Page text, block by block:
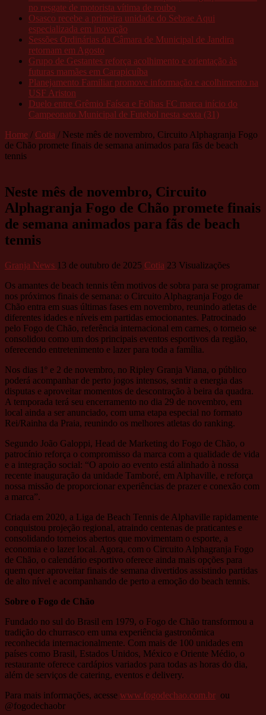
no resgate de motorista vítima de roubo
Osasco recebe a primeira unidade do Sebrae Aqui
especializada em inovação
Sessões Ordinárias da Câmara de Municipal de Jandira
retornam em Agosto
Grupo de Gestantes reforça acolhimento e orientação às
futuras mamães em Carapicuíba
Planejamento Familiar promove informação e acolhimento na
USF Ariston
Duelo entre Grêmio Faísca e Folhas FC marca início do
Campeonato Municipal de Futebol nesta sexta (31)
Home / Cotia / Neste mês de novembro, Circuito Alphagranja Fogo
de Chão promete finais de semana animados para fãs de beach
tennis
Neste mês de novembro, Circuito
Alphagranja Fogo de Chão promete finais
de semana animados para fãs de beach
tennis
Granja News 13 de outubro de 2025 Cotia 23 Visualizações
Os amantes de beach tennis têm motivos de sobra para se programar
nos próximos finais de semana: o Circuito Alphagranja Fogo de
Chão entra em suas últimas fases em novembro, reunindo atletas de
diferentes idades e níveis em partidas emocionantes. Patrocinado
pelo Fogo de Chão, referência internacional em carnes, o torneio se
consolidou como um dos principais eventos esportivos da região,
oferecendo entretenimento e lazer para toda a família.
Nos dias 1º e 2 de novembro, no Ripley Granja Viana, o público
poderá acompanhar de perto jogos intensos, sentir a energia das
disputas e aproveitar momentos de descontração à beira da quadra.
A temporada terá seu encerramento no dia 29 de novembro, em
local ainda a ser anunciado, com uma etapa especial no formato
Rei/Rainha da Praia, reunindo os melhores atletas do ranking.
Segundo João Galoppi, Head de Marketing do Fogo de Chão, o
patrocínio reforça o compromisso da marca com a qualidade de vida
e a integração social: “O apoio ao evento está alinhado à nossa
recente inauguração da unidade Tamboré, em Alphaville, e reforça
nossa missão de proporcionar experiências de prazer e conexão com
a marca”.
Criada em 2020, a Liga de Beach Tennis de Alphaville rapidamente
conquistou projeção regional, atraindo centenas de praticantes e
consolidando torneios abertos que movimentam o esporte, a
economia e o lazer local. Agora, com o Circuito Alphagranja Fogo
de Chão, o calendário esportivo oferece ainda mais opções para
quem quer aproveitar finais de semana divertidos assistindo partidas
de alto nível e acompanhando de perto a emoção do beach tennis.
Sobre o Fogo de Chão
Fundado no sul do Brasil em 1979, o Fogo de Chão transformou a
tradição do churrasco em uma experiência gastronômica
reconhecida internacionalmente. Com mais de 100 unidades em
países como Brasil, Estados Unidos, México e Oriente Médio, o
restaurante oferece cardápios variados para todas as horas do dia,
além de serviços de catering, eventos e delivery.
Para mais informações, acesse www.fogodechao.com.br ou
@fogodechaobr